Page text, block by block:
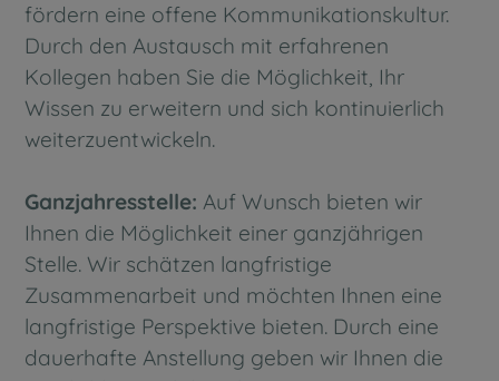
fördern eine offene Kommunikationskultur.
Durch den Austausch mit erfahrenen
Kollegen haben Sie die Möglichkeit, Ihr
Wissen zu erweitern und sich kontinuierlich
weiterzuentwickeln.
Ganzjahresstelle: Auf Wunsch bieten wir
Ihnen die Möglichkeit einer ganzjährigen
Stelle. Wir schätzen langfristige
Zusammenarbeit und möchten Ihnen eine
langfristige Perspektive bieten. Durch eine
dauerhafte Anstellung geben wir Ihnen die